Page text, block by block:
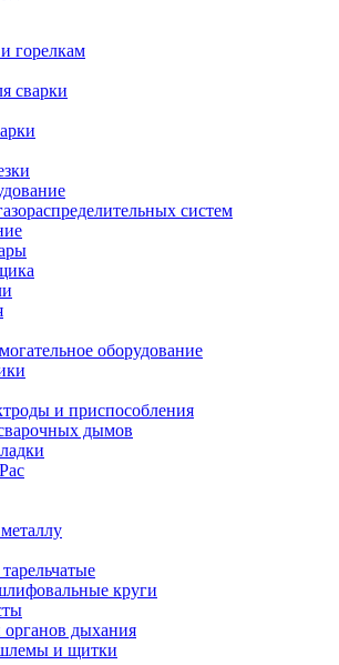
горелкам
сварки
систем
оборудование
и приспособления
дымов
круги
органов дыхания
и щитки